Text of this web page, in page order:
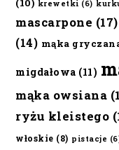
(10) krewetki (6)
mascarpone (17)
(14) mąka
migdałowa (11)
mąka owsiana
ryżu kleistego
włoskie (8) pistacje